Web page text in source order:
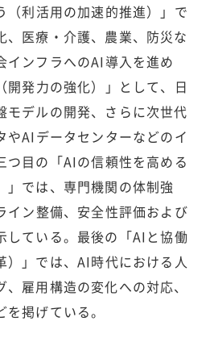
（利活用の加速的推進）」で
、医療・介護、農業、防災な
インフラへのAI導入を進め
開発力の強化）」として、日
モデルの開発、さらに次世代
やAIデータセンターなどのイ
つ目の「AIの信頼性を高める
」では、専門機関の体制強
イン整備、安全性評価および
している。最後の「AIと協働
）」では、AI時代における人
雇用構造の変化への対応、
掲げている。